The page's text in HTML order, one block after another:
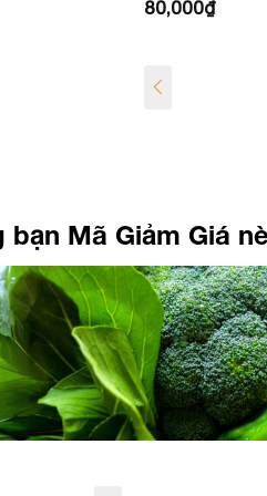
60,000₫
Mã Giảm Giá nè